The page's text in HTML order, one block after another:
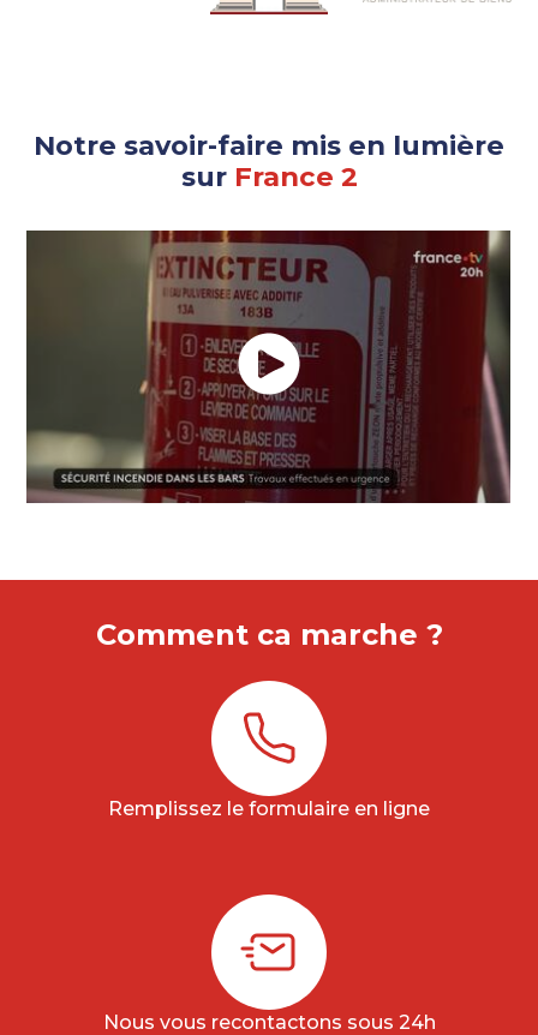
Notre savoir-faire mis en lumière
sur France 2
Comment ca marche ?
Remplissez le formulaire en ligne
Nous vous recontactons sous 24h